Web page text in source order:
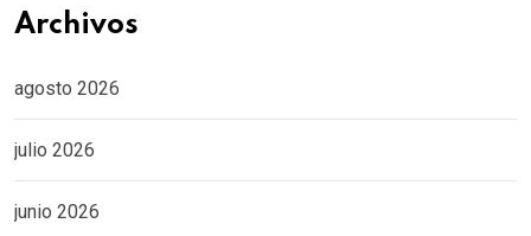
Archivos
agosto 2026
julio 2026
junio 2026